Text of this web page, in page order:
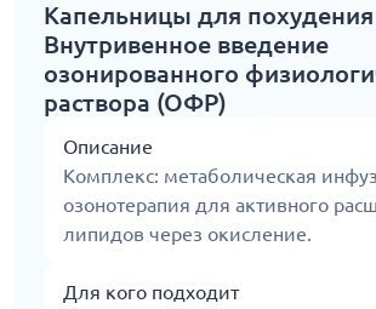
Капельницы для похудения
Внутривенное введение
озонированного
раствора (ОФР)
Описание
Комплекс: метаболическая
озонотерапия для активного
липидов через окисление.
Для кого подходит